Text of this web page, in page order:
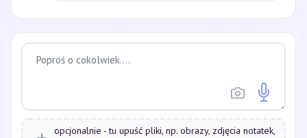
opcjonalnie - tu upuść pliki, np. obrazy, zdjęcia notatek,